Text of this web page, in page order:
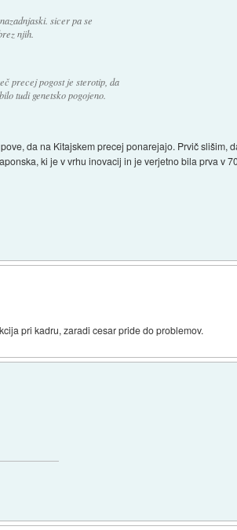
sicer pa se
njih.
precej pogost je sterotip, da
tudi genetsko pogojeno.
da na Kitajskem precej ponarejajo. Prvič slišim,
ki je v vrhu inovacij in je verjetno bila prva v
pri kadru, zaradi cesar pride do problemov.